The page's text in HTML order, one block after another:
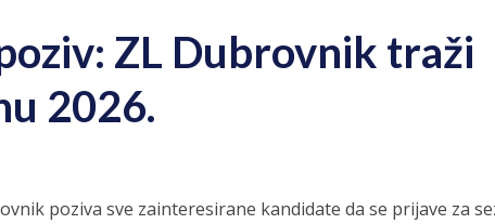
ZL Dubrovnik traži
2026.
poziva sve zainteresirane kandidate da se prijave za